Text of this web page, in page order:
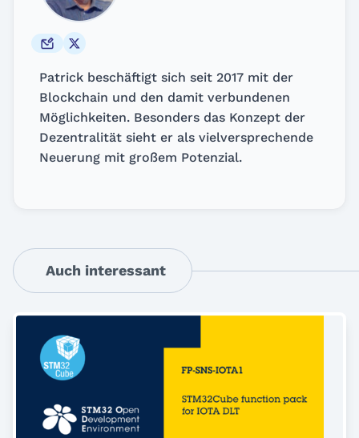
Patrick beschäftigt sich seit 2017 mit der
Blockchain und den damit verbundenen
Möglichkeiten. Besonders das Konzept der
Dezentralität sieht er als vielversprechende
Neuerung mit großem Potenzial.
Auch interessant